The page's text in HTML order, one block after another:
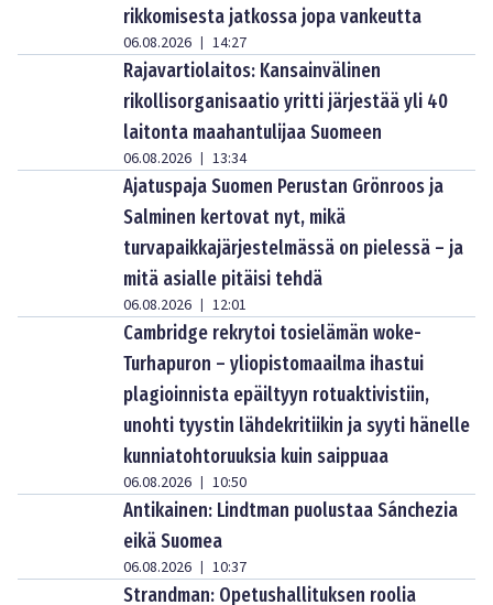
rikkomisesta jatkossa jopa vankeutta
06.08.2026 | 14:27
Rajavartiolaitos: Kansainvälinen
rikollisorganisaatio yritti järjestää yli 40
laitonta maahantulijaa Suomeen
06.08.2026 | 13:34
Ajatuspaja Suomen Perustan Grönroos ja
Salminen kertovat nyt, mikä
turvapaikkajärjestelmässä on pielessä – ja
mitä asialle pitäisi tehdä
06.08.2026 | 12:01
Cambridge rekrytoi tosielämän woke-
Turhapuron – yliopistomaailma ihastui
plagioinnista epäiltyyn rotuaktivistiin,
unohti tyystin lähdekritiikin ja syyti hänelle
kunniatohtoruuksia kuin saippuaa
06.08.2026 | 10:50
Antikainen: Lindtman puolustaa Sánchezia
eikä Suomea
06.08.2026 | 10:37
Strandman: Opetushallituksen roolia